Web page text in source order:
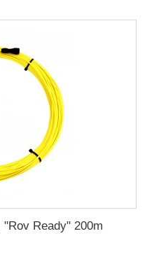
Ready" 200m